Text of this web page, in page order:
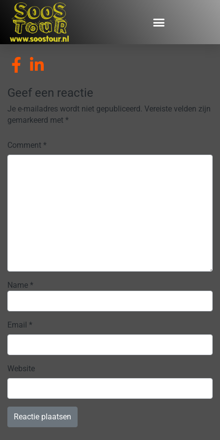
Geef een reactie
Je e-mailadres wordt niet gepubliceerd. Vereiste velden zijn
gemarkeerd met *
Comment *
Name *
Email *
Website